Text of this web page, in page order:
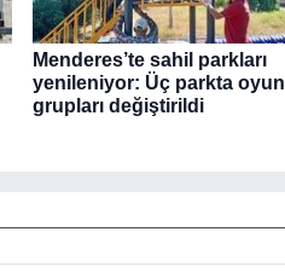
Menderes’te sahil parkları
yenileniyor: Üç parkta oyun
grupları değiştirildi